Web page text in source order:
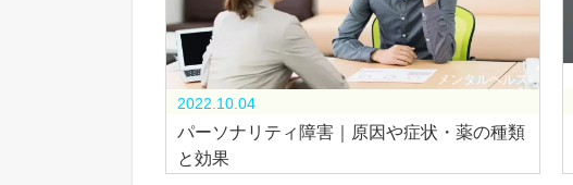
メンタルヘルス
2022.10.04
パーソナリティ障害｜原因や症状・薬の種類
と効果